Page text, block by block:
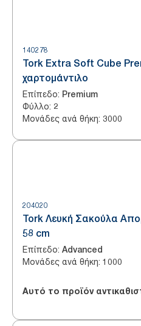
140278
Tork Extra Soft Cube
χαρτομάντιλο
Επίπεδο: Premium
Φύλλο: 2
Μονάδες ανά θήκη: 3000
204020
Tork Λευκή Σακούλα
58 cm
Επίπεδο: Advanced
Μονάδες ανά θήκη: 1000
Αυτό το προϊόν